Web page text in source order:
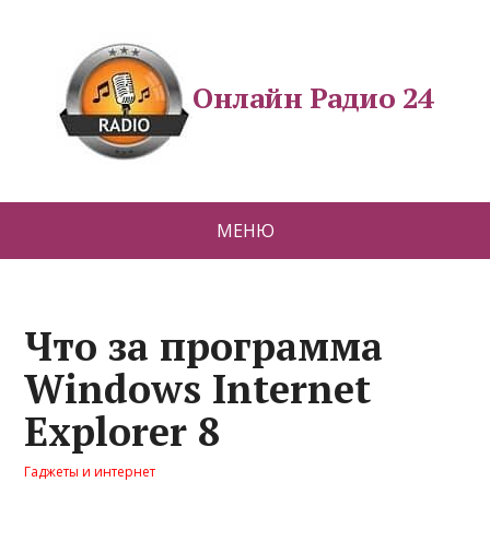
Онлайн Радио 24
МЕНЮ
Что за программа
Windows Internet
Explorer 8
Гаджеты и интернет